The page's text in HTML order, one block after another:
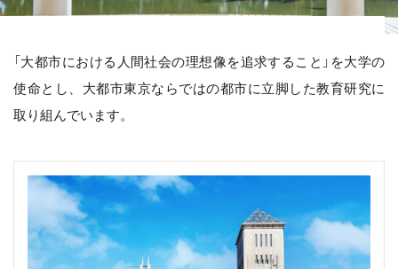
「大都市における人間社会の理想像を追求すること」を大学の
使命とし、大都市東京ならではの都市に立脚した教育研究に
取り組んでいます。